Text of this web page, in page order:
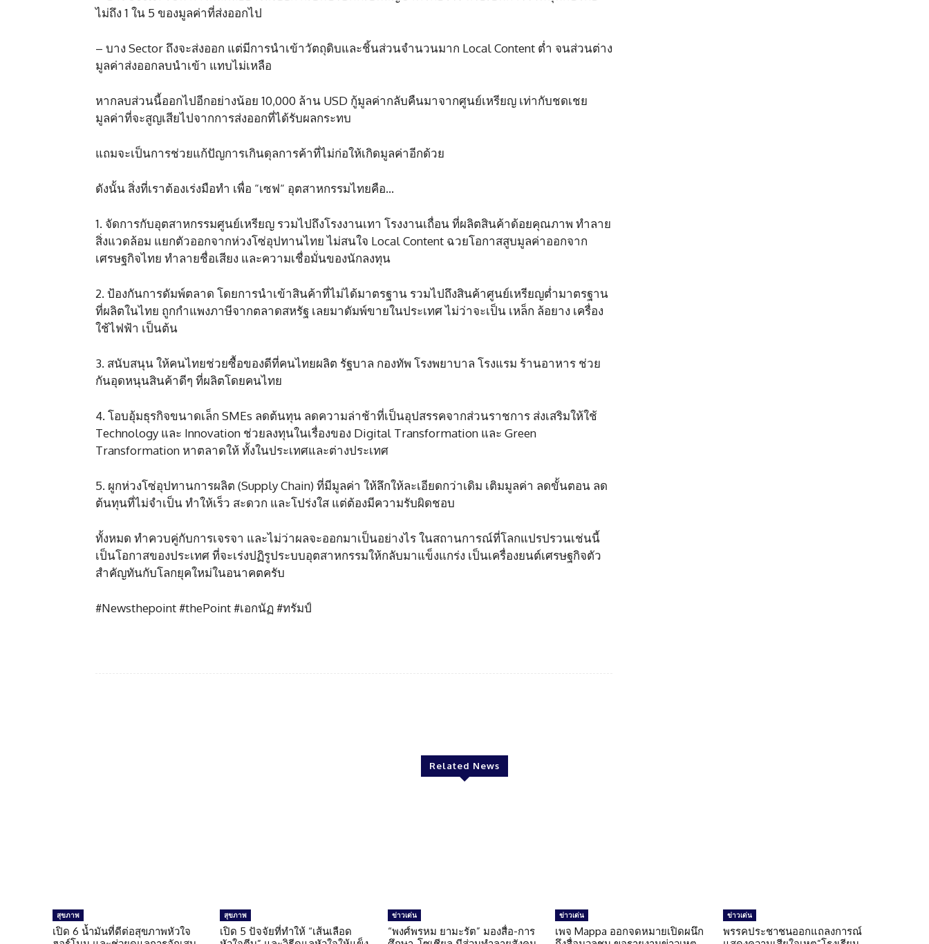
ไม่ถึง 1 ใน 5 ของมูลค่าที่ส่งออกไป
– บาง Sector ถึงจะส่งออก แต่มีการนำเข้าวัตถุดิบและชิ้นส่วนจำนวนมาก Local Content ตํ่า จนส่วนต่าง
มูลค่าส่งออกลบนำเข้า แทบไม่เหลือ
หากลบส่วนนี้ออกไปอีกอย่างน้อย 10,000 ล้าน USD กู้มูลค่ากลับคืนมาจากศูนย์เหรียญ เท่ากับชดเชย
มูลค่าที่จะสูญเสียไปจากการส่งออกที่ได้รับผลกระทบ
แถมจะเป็นการช่วยแก้ปัญการเกินดุลการค้าที่ไม่ก่อให้เกิดมูลค่าอีกด้วย
ดังนั้น สิ่งที่เราต้องเร่งมือทำ เพื่อ “เซฟ“ อุตสาหกรรมไทยคือ…
1. จัดการกับอุตสาหกรรมศูนย์เหรียญ รวมไปถึงโรงงานเทา โรงงานเถื่อน ที่ผลิตสินค้าด้อยคุณภาพ ทำลาย
สิ่งแวดล้อม แยกตัวออกจากห่วงโซ่อุปทานไทย ไม่สนใจ Local Content ฉวยโอกาสสูบมูลค่าออกจาก
เศรษฐกิจไทย ทำลายชื่อเสียง และความเชื่อมั่นของนักลงทุน
2. ป้องกันการดัมพ์ตลาด โดยการนำเข้าสินค้าที่ไม่ได้มาตรฐาน รวมไปถึงสินค้าศูนย์เหรียญตํ่ามาตรฐาน
ที่ผลิตในไทย ถูกกำแพงภาษีจากตลาดสหรัฐ เลยมาดัมพ์ขายในประเทศ ไม่ว่าจะเป็น เหล็ก ล้อยาง เครื่อง
ใช้ไฟฟ้า เป็นต้น
3. สนับสนุน ให้คนไทยช่วยซื้อของดีที่คนไทยผลิต รัฐบาล กองทัพ โรงพยาบาล โรงแรม ร้านอาหาร ช่วย
กันอุดหนุนสินค้าดีๆ ที่ผลิตโดยคนไทย
4. โอบอุ้มธุรกิจขนาดเล็ก SMEs ลดต้นทุน ลดความล่าช้าที่เป็นอุปสรรคจากส่วนราชการ ส่งเสริมให้ใช้
Technology และ Innovation ช่วยลงทุนในเรื่องของ Digital Transformation และ Green
Transformation หาตลาดให้ ทั้งในประเทศและต่างประเทศ
5. ผูกห่วงโซ่อุปทานการผลิต (Supply Chain) ที่มีมูลค่า ให้ลึกให้ละเอียดกว่าเดิม เติมมูลค่า ลดขั้นตอน ลด
ต้นทุนที่ไม่จำเป็น ทำให้เร็ว สะดวก และโปร่งใส แต่ต้องมีความรับผิดชอบ
ทั้งหมด ทำควบคู่กับการเจรจา และไม่ว่าผลจะออกมาเป็นอย่างไร ในสถานการณ์ที่โลกแปรปรวนเช่นนี้
เป็นโอกาสของประเทศ ที่จะเร่งปฏิรูประบบอุตสาหกรรมให้กลับมาแข็งแกร่ง เป็นเครื่องยนต์เศรษฐกิจตัว
สำคัญทันกับโลกยุคใหม่ในอนาคตครับ
#Newsthepoint #thePoint #เอกนัฏ #ทรัมป์
Related News
สุขภาพ
เปิด 6 น้ำมันที่ดีต่อสุขภาพหัวใจ
สุขภาพ
เปิด 5 ปัจจัยที่ทำให้ “เส้นเลือด
ข่าวเด่น
“พงศ์พรหม ยามะรัต” มองสื่อ-การ
ข่าวเด่น
เพจ Mappa ออกจดหมายเปิดผนึก
ข่าวเด่น
พรรคประชาชนออกแถลงการณ์